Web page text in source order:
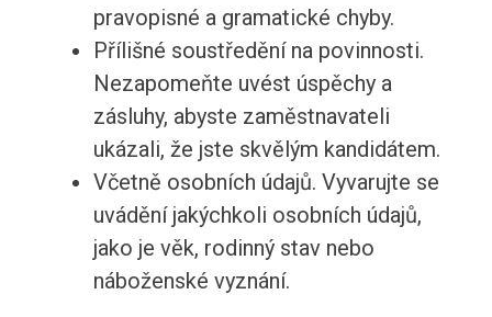
pravopisné a gramatické chyby.
Přílišné soustředění na povinnosti.
Nezapomeňte uvést úspěchy a
zásluhy, abyste zaměstnavateli
ukázali, že jste skvělým kandidátem.
Včetně osobních údajů. Vyvarujte se
uvádění jakýchkoli osobních údajů,
jako je věk, rodinný stav nebo
náboženské vyznání.